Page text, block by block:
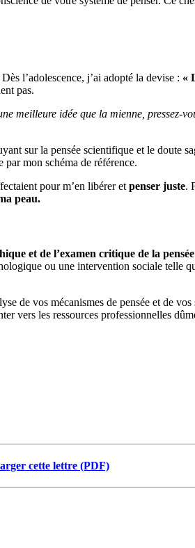
l’adolescence, j’ai adopté la devise : «
pas.
meilleure idée que la mienne, pressez-
sur la pensée scientifique et le doute
mon schéma de référence.
pour m’en libérer etpenser juste.
peau.
et de l’examen critique de la pensée
ou une intervention sociale telle
de vos mécanismes de pensée et de
vers les ressources professionnelles
cette lettre (PDF)